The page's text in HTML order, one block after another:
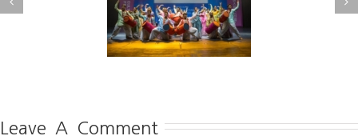
신문] 전주, 세계와
[전북중앙] 2025 세계문화
댄스페스티벌 성료··· 11개
Leave A Comment